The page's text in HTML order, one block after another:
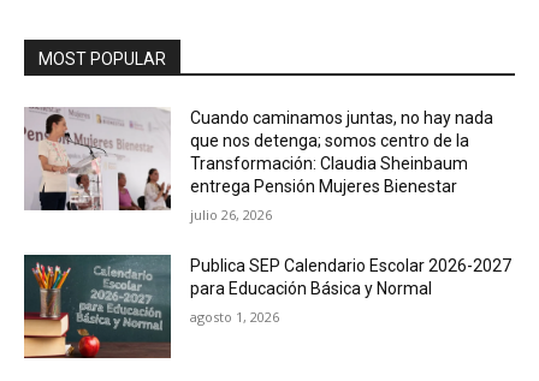
MOST POPULAR
Cuando caminamos juntas, no hay nada
que nos detenga; somos centro de la
Transformación: Claudia Sheinbaum
entrega Pensión Mujeres Bienestar
julio 26, 2026
Publica SEP Calendario Escolar 2026-2027
para Educación Básica y Normal
agosto 1, 2026